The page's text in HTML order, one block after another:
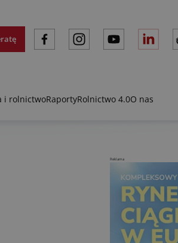
i rolnictwoRaportyRolnictwo 4.0O nas
Reklama